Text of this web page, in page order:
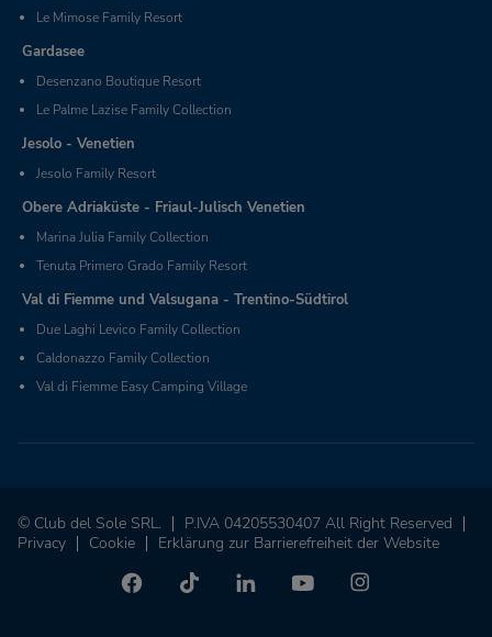
Le Mimose Family Resort
Gardasee
Desenzano Boutique Resort
Le Palme Lazise Family Collection
Jesolo - Venetien
Jesolo Family Resort
Obere Adriaküste - Friaul-Julisch Venetien
Marina Julia Family Collection
Tenuta Primero Grado Family Resort
Val di Fiemme und Valsugana - Trentino-Südtirol
Due Laghi Levico Family Collection
Caldonazzo Family Collection
Val di Fiemme Easy Camping Village
© Club del Sole SRL.
P.IVA 04205530407 All Right Reserved
Privacy
Cookie Erklärung zur Barrierefreiheit der Website